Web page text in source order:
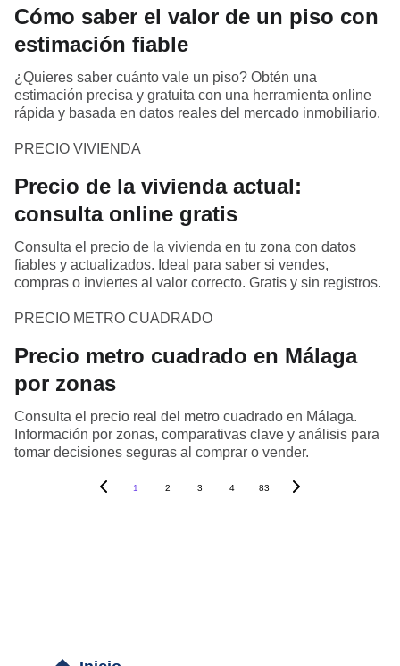
Cómo saber el valor de un piso con
estimación fiable
¿Quieres saber cuánto vale un piso? Obtén una
estimación precisa y gratuita con una herramienta online
rápida y basada en datos reales del mercado inmobiliario.
PRECIO VIVIENDA
Precio de la vivienda actual:
consulta online gratis
Consulta el precio de la vivienda en tu zona con datos
fiables y actualizados. Ideal para saber si vendes,
compras o inviertes al valor correcto. Gratis y sin registros.
PRECIO METRO CUADRADO
Precio metro cuadrado en Málaga
por zonas
Consulta el precio real del metro cuadrado en Málaga.
Información por zonas, comparativas clave y análisis para
tomar decisiones seguras al comprar o vender.
1 2 3 4 83